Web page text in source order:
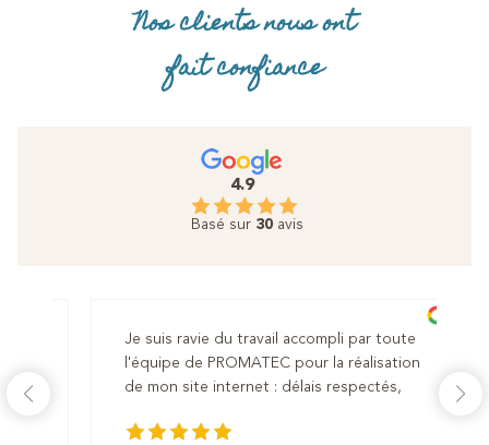
Nos clients nous ont
fait confiance
4.9
Basé sur 30 avis
Je suis ravie du travail accompli par toute
l'équipe de PROMATEC pour la réalisation
de mon site internet : délais respectés,
réactive et à l'écoute. Reste à voir le